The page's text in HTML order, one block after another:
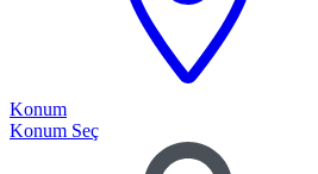
Konum
Konum Seç